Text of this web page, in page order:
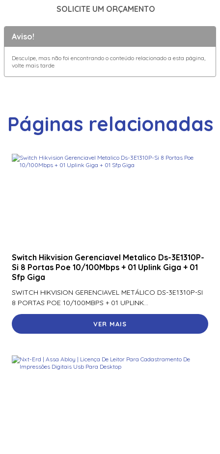
SOLICITE UM ORÇAMENTO
Aviso!
Desculpe, mas não foi encontrando o conteúdo relacionado a esta página,
volte mais tarde
Páginas relacionadas
Switch Hikvision Gerenciavel Metalico Ds-3E1310P-
Si 8 Portas Poe 10/100Mbps + 01 Uplink Giga + 01
Sfp Giga
SWITCH HIKVISION GERENCIAVEL METÁLICO DS-3E1310P-SI
8 PORTAS POE 10/100MBPS + 01 UPLINK...
VER MAIS